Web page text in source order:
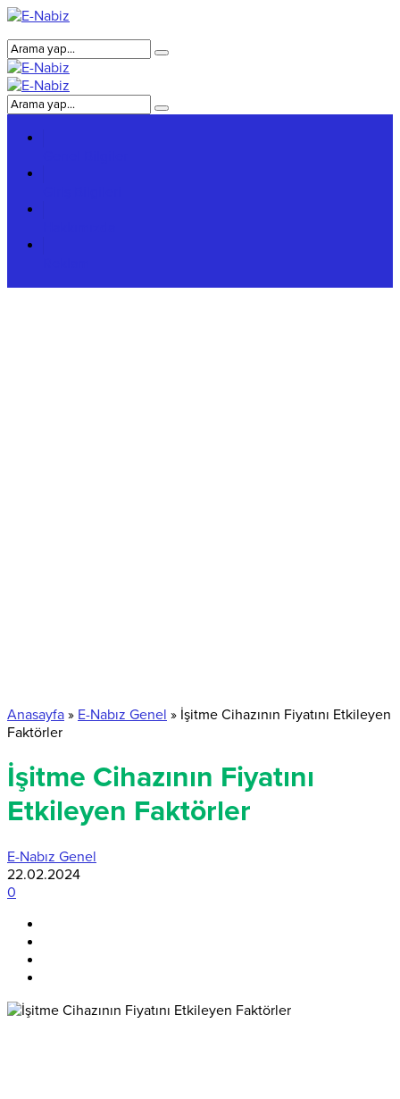
Anasayfa » E-Nabız Genel » İşitme Cihazının Fiyatını Etkileyen
Faktörler
İşitme Cihazının Fiyatını
Etkileyen Faktörler
E-Nabız Genel
22.02.2024
0